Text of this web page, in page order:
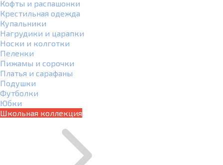
Кофты и распашонки
Крестильная одежда
Купальники
Нагрудики и царапки
Носки и колготки
Пеленки
Пижамы и сорочки
Платья и сарафаны
Подушки
Футболки
Юбки
Школьная коллекция